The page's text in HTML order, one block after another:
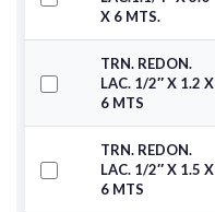
X 6 MTS.
TRN. REDON.
LAC. 1/2″ X 1.2 X
6 MTS
TRN. REDON.
LAC. 1/2″ X 1.5 X
6 MTS